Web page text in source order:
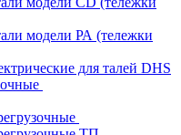
модели РА (тележки
для талей DHS